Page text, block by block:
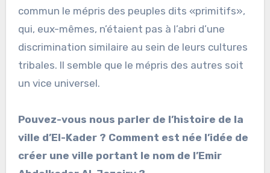
commun le mépris des peuples dits «primitifs»,
qui, eux-mêmes, n’étaient pas à l’abri d’une
discrimination similaire au sein de leurs cultures
tribales. Il semble que le mépris des autres soit
un vice universel.
Pouvez-vous nous parler de l’histoire de la
ville d’El-Kader ? Comment est née l’idée de
créer une ville portant le nom de l’Emir